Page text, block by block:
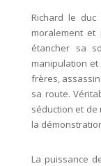
Richard le
moralement et
étancher sa
manipulation
frères,
sa route.
séduction et
la
La puissance